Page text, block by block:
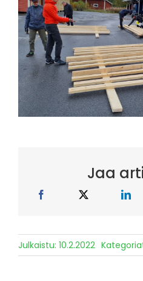
Jaa
Julkaistu: 10.2.2022